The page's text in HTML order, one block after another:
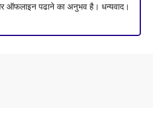
ऑफलाइन पढाने का अनुभव है। धन्यवाद।